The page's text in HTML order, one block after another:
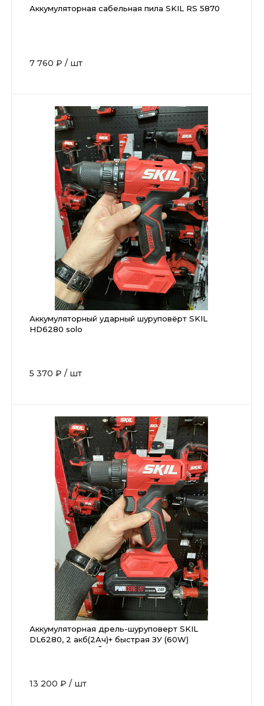
Аккумуляторная сабельная пила SKIL RS 5870
7 760 ₽ / шт
Аккумуляторный ударный шуруповёрт SKIL
HD6280 solo
5 370 ₽ / шт
Аккумуляторная дрель-шуруповерт SKIL
DL6280, 2 акб(2Ач)+ быстрая ЗУ (60W)
DL6280SE20 КЕЙС
13 200 ₽ / шт